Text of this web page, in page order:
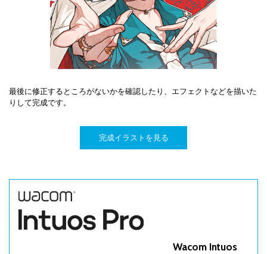
最後に修正するところがないかを確認したり、エフェクトなどを描いた
りして完成です。
完成イラストを見る
Wacom Intuos